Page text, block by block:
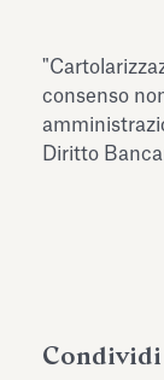
Torlonia
consenso
Diritto
Condividi